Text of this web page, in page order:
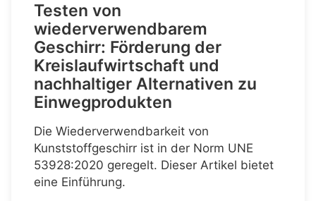
Testen von
wiederverwendbarem
Geschirr: Förderung der
Kreislaufwirtschaft und
nachhaltiger Alternativen zu
Einwegprodukten
Die Wiederverwendbarkeit von
Kunststoffgeschirr ist in der Norm UNE
53928:2020 geregelt. Dieser Artikel bietet
eine Einführung.